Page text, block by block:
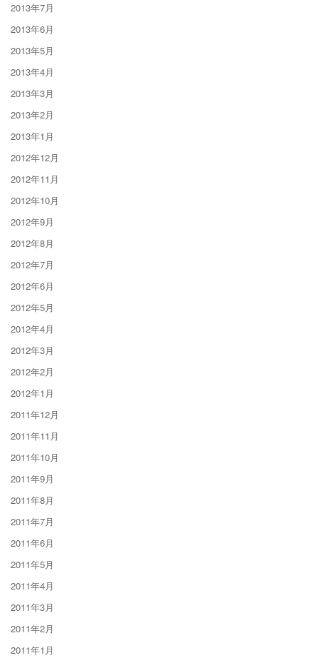
2013年7月
2013年6月
2013年5月
2013年4月
2013年3月
2013年2月
2013年1月
2012年12月
2012年11月
2012年10月
2012年9月
2012年8月
2012年7月
2012年6月
2012年5月
2012年4月
2012年3月
2012年2月
2012年1月
2011年12月
2011年11月
2011年10月
2011年9月
2011年8月
2011年7月
2011年6月
2011年5月
2011年4月
2011年3月
2011年2月
2011年1月